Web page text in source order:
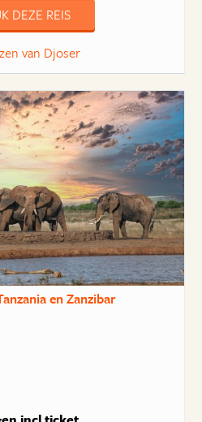
DEZE REIS
van Djoser
en Zanzibar